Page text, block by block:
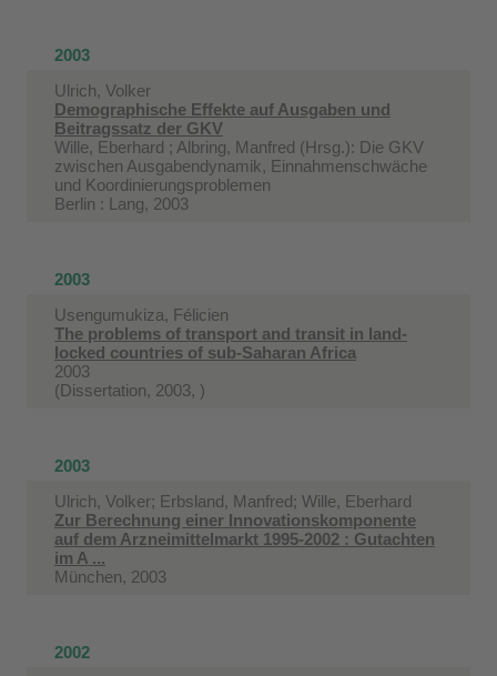
2003
Ulrich, Volker
Demographische Effekte auf Ausgaben und
Beitragssatz der GKV
Wille, Eberhard ; Albring, Manfred (Hrsg.): Die GKV
zwischen Ausgabendynamik, Einnahmenschwäche
und Koordinierungsproblemen
Berlin : Lang, 2003
2003
Usengumukiza, Félicien
The problems of transport and transit in land-
locked countries of sub-Saharan Africa
2003
(Dissertation, 2003, )
2003
Ulrich, Volker; Erbsland, Manfred; Wille, Eberhard
Zur Berechnung einer Innovationskomponente
auf dem Arzneimittelmarkt 1995-2002 : Gutachten
im A ...
München, 2003
2002